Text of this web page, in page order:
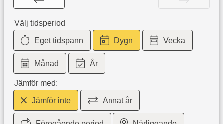
Välj tidsperiod
Eget tidspann Dygn Vecka
Månad År
Jämför med:
Jämför inte Annat år